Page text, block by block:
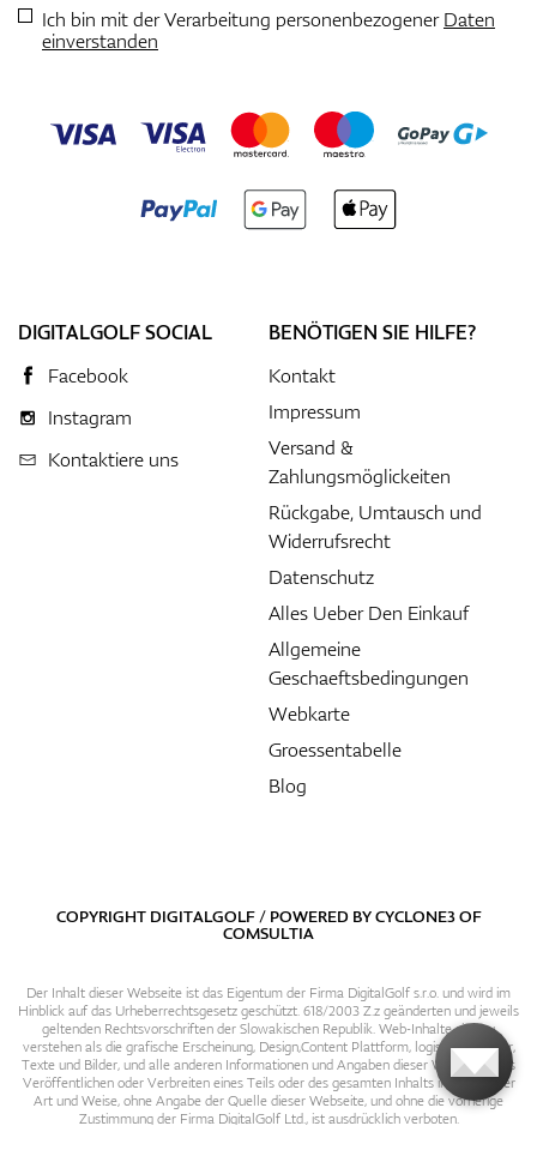
Ich bin mit der Verarbeitung personenbezogenerDaten
einverstanden
DIGITALGOLF SOCIAL
Facebook
Instagram
Kontaktiere uns
BENÖTIGEN SIE HILFE?
Kontakt
Impressum
Versand &
Zahlungsmöglickeiten
Rückgabe, Umtausch und
Widerrufsrecht
Datenschutz
Alles Ueber Den Einkauf
Allgemeine
Geschaeftsbedingungen
Webkarte
Groessentabelle
Blog
COPYRIGHT DIGITALGOLF / POWERED BYCYCLONE3OF
COMSULTIA
Der Inhalt dieser Webseite ist das Eigentum der Firma DigitalGolf s.r.o. und wird im
Hinblick auf das Urheberrechtsgesetz geschützt. 618/2003 Z.z geänderten und jeweils
geltenden Rechtsvorschriften der Slowakischen Republik. Web-Inhalte sind zu
verstehen als die grafische Erscheinung, Design,Content Plattform, logische Struktur,
Texte und Bilder, und alle anderen Informationen und Angaben dieser Webseite. Das
Veröffentlichen oder Verbreiten eines Teils oder des gesamten Inhalts in irgendeiner
Art und Weise, ohne Angabe der Quelle dieser Webseite, und ohne die vorherige
Zustimmung der Firma DigitalGolf Ltd., ist ausdrücklich verboten.